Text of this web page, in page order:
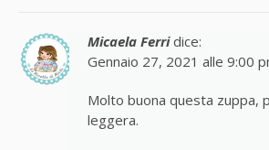
Micaela Ferri dice:
Gennaio 27, 2021 alle 9:00
Molto buona questa zuppa,
leggera.